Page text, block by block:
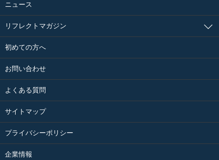
ニュース
リフレクトマガジン
初めての方へ
お問い合わせ
よくある質問
サイトマップ
プライバシーポリシー
企業情報